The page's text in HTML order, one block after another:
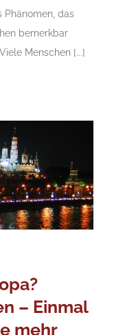
das
bemerkbar
Menschen [...]
– Einmal
mehr